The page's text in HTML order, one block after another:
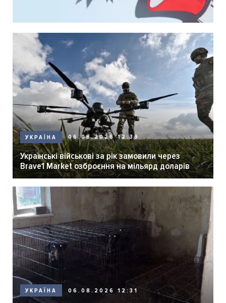
УКРАЇНА 06.08.2026 12:39
Українські військові за рік замовили через
Brave1 Market озброєння на мільярд доларів
УКРАЇНА 06.08.2026 12:31